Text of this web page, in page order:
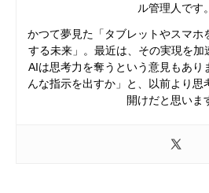
ル管理人です。
かつて夢見た「タブレットやスマホ
する未来」。最近は、その実現を加
AIは思考力を奪うという意見もあり
んな指示を出すか」と、以前より思
開けだと思いま